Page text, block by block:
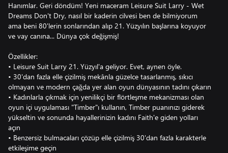
Hanımlar. Geri döndüm! Yeni maceram Leisure Suit Larry - Wet
Dreams Don't Dry, nasıl bir kaderin cilvesi ben de bilmiyorum
ama beni 80'lerin sonlarından alıp 21. Yüzyılın başlarına koyuyor
ve vay canına... Dünya çok değişmiş!
Özellikler:
• Leisure Suit Larry 21. Yüzyıl'a geliyor. Evet, aynen öyle.
• 30'dan fazla elle çizilmiş mekânla güzelce tasarlanmış, sıkıcı
olmayan ve modern çağda yer alan oyun dünyasının tadını çıkarın
• Kadınlarla çıkmak için yenilikçi bir flörtleşme mekanizması olan
oyun içi uygulaması "Timber"ı kullanın, Timber puanınızı giderek
yükseltin ve sonunda hayallerinizin kadını Faith'e giden yolları
açın
• Benzersiz bulmacaları çözüp elle çizilmiş 30'dan fazla karakterle
etkileşime geçin